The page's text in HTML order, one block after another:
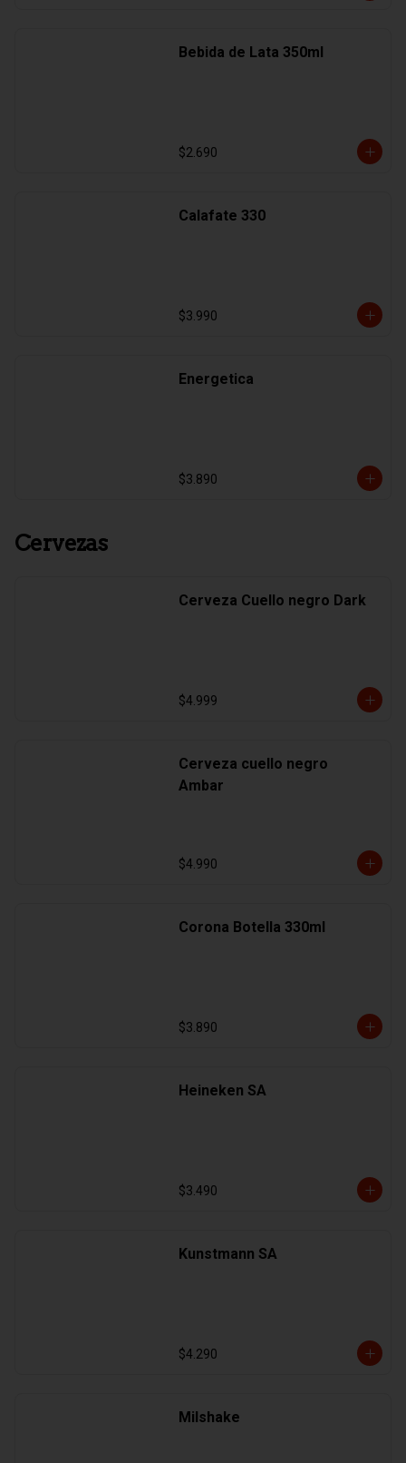
Bebida de Lata 350ml
$2.690
Calafate 330
$3.990
Energetica
$3.890
Cervezas
Cerveza Cuello negro Dark
$4.999
Cerveza cuello negro
Ambar
$4.990
Corona Botella 330ml
$3.890
Heineken SA
$3.490
Kunstmann SA
$4.290
Milshake